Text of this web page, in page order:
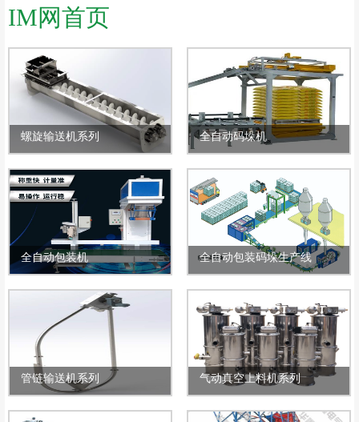
IM网首页
螺旋输送机系列 全自动码垛机
全自动包装机 全自动包装码垛生产线
管链输送机系列 气动真空上料机系列